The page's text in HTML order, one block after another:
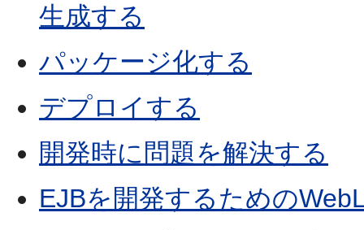
生成する
パッケージ化する
デプロイする
開発時に問題を解決する
EJBを開発するための